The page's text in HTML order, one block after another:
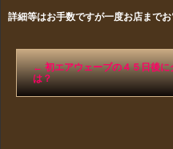
詳細等はお手数ですが一度お店まで
←初エアウェーブの４５日後
は？